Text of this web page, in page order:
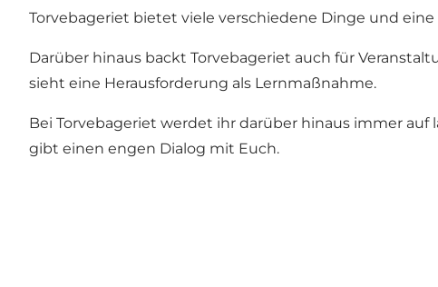
Torvebageriet bietet viele verschiedene Dinge und
Darüber hinaus backt Torvebageriet auch für
sieht eine Herausforderung als Lernmaßnahme.
Bei Torvebageriet werdet ihr darüber hinaus immer
gibt einen engen Dialog mit Euch.